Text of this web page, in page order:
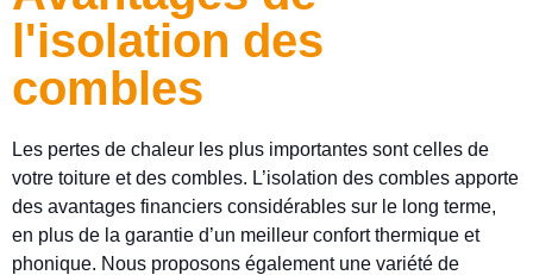
l'isolation des
combles
Les pertes de chaleur les plus importantes sont celles de
votre toiture et des combles. L’isolation des combles apporte
des avantages financiers considérables sur le long terme,
en plus de la garantie d’un meilleur confort thermique et
phonique. Nous proposons également une variété de